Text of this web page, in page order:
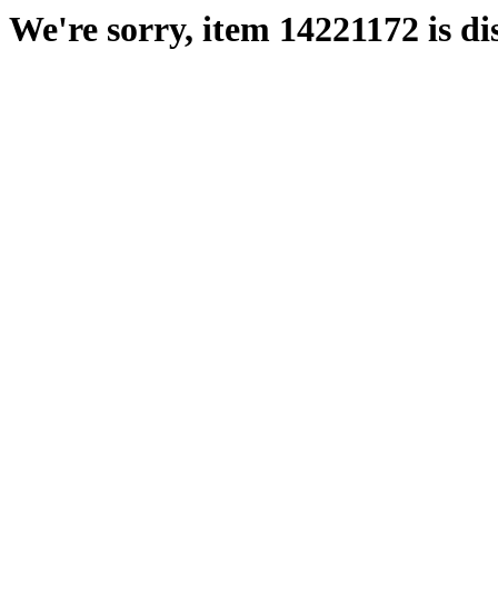
We're sorry, item 14221172 is